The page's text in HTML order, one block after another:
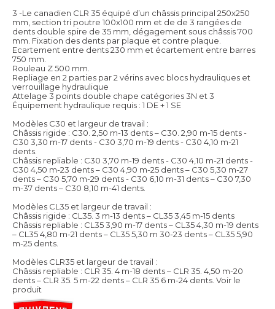
3 -Le canadien CLR 35 équipé d’un châssis principal 250x250
mm, section tri poutre 100x100 mm et de de 3 rangées de
dents double spire de 35 mm, dégagement sous châssis 700
mm. Fixation des dents par plaque et contre plaque.
Ecartement entre dents 230 mm et écartement entre barres
750 mm.
Rouleau Z 500 mm.
Repliage en 2 parties par 2 vérins avec blocs hydrauliques et
verrouillage hydraulique
Attelage 3 points double chape catégories 3N et 3
Équipement hydraulique requis : 1 DE + 1 SE
Modèles C30 et largeur de travail :
Châssis rigide : C30. 2,50 m-13 dents – C30. 2,90 m-15 dents -
C30 3,30 m-17 dents - C30 3,70 m-19 dents - C30 4,10 m-21
dents.
Châssis repliable : C30 3,70 m-19 dents - C30 4,10 m-21 dents -
C30 4,50 m-23 dents – C30 4,90 m-25 dents – C30 5,30 m-27
dents – C30 5,70 m-29 dents - C30 6,10 m-31 dents – C30 7,30
m-37 dents – C30 8,10 m-41 dents.
Modèles CL35 et largeur de travail :
Châssis rigide : CL35. 3 m-13 dents – CL35 3,45 m-15 dents
Châssis repliable : CL35 3,90 m-17 dents – CL35 4,30 m-19 dents
– CL35 4,80 m-21 dents – CL35 5,30 m 30-23 dents – CL35 5,90
m-25 dents.
Modèles CLR35 et largeur de travail :
Châssis repliable : CLR 35. 4 m-18 dents – CLR 35. 4,50 m-20
dents – CLR 35. 5 m-22 dents – CLR 35 6 m-24 dents. Voir le
produit